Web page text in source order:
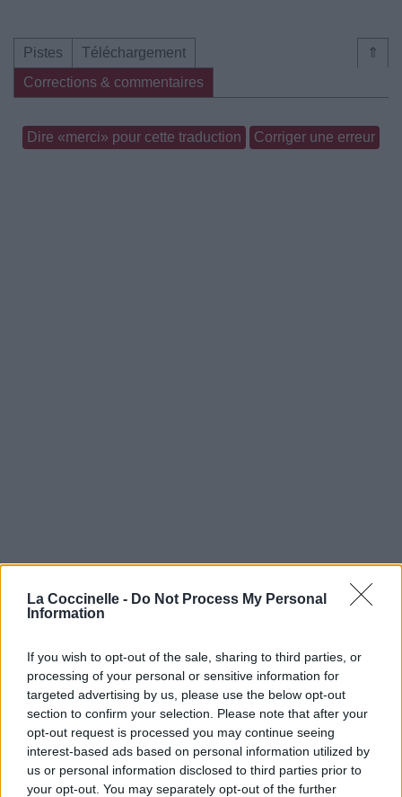
La Coccinelle - Do Not Process My Personal
Information
If you wish to opt-out of the sale, sharing to third parties, or
processing of your personal or sensitive information for
targeted advertising by us, please use the below opt-out
section to confirm your selection. Please note that after your
opt-out request is processed you may continue seeing
interest-based ads based on personal information utilized by
us or personal information disclosed to third parties prior to
your opt-out. You may separately opt-out of the further
⇑
Pistes
Téléchargement
Corrections & commentaires
Dire «merci» pour cette traduction Corriger une erreur